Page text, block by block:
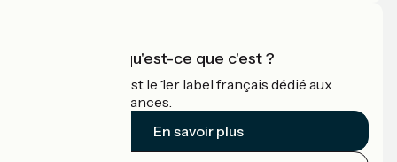
Accueil Vélo qu'est-ce que c'est ?
Accueil Vélo c'est le 1er label français dédié aux
cyclistes en vacances.
En savoir plus